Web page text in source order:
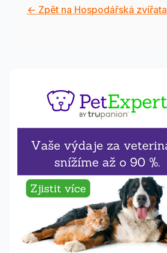
← Zpět na Hospodářská zvířata